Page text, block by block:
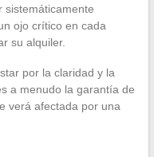
sistemáticamente
ojo crítico en cada
su alquiler.
por la claridad y la
a menudo la garantía de
verá afectada por una